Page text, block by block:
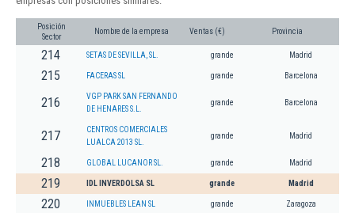
Posición
Sector
Nombre de la empresa Ventas (€) Provincia
214 SETAS DE SEVILLA, SL. grande Madrid
215 FACERAS SL grande Barcelona
216
VGP PARK SAN FERNANDO
DE HENARES S.L.
grande Barcelona
217
CENTROS COMERCIALES
LUALCA 2013 SL.
grande Madrid
218 GLOBAL LUCANOR SL. grande Madrid
219 IDL INVERDOLSA SL grande Madrid
220 INMUEBLES LEAN SL grande Zaragoza